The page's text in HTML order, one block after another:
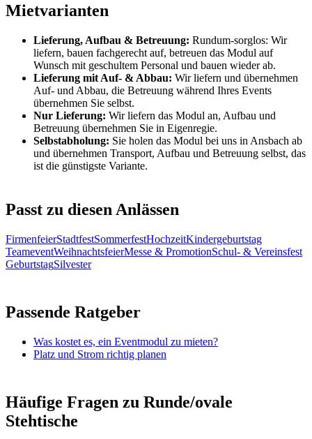
Mietvarianten
Lieferung, Aufbau & Betreuung: Rundum-sorglos: Wir
liefern, bauen fachgerecht auf, betreuen das Modul auf
Wunsch mit geschultem Personal und bauen wieder ab.
Lieferung mit Auf- & Abbau: Wir liefern und übernehmen
Auf- und Abbau, die Betreuung während Ihres Events
übernehmen Sie selbst.
Nur Lieferung: Wir liefern das Modul an, Aufbau und
Betreuung übernehmen Sie in Eigenregie.
Selbstabholung: Sie holen das Modul bei uns in Ansbach ab
und übernehmen Transport, Aufbau und Betreuung selbst, das
ist die günstigste Variante.
Passt zu diesen Anlässen
FirmenfeierStadtfestSommerfestHochzeitKindergeburtstag
TeameventWeihnachtsfeierMesse & PromotionSchul- & Vereinsfest
GeburtstagSilvester
Passende Ratgeber
Was kostet es, ein Eventmodul zu mieten?
Platz und Strom richtig planen
Häufige Fragen zu Runde/ovale
Stehtische